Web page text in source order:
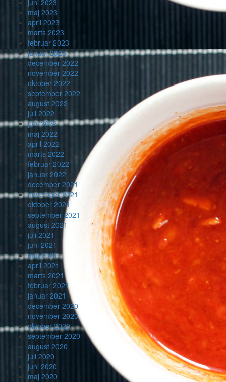
juni 2023
maj 2023
april 2023
marts 2023
februar 2023
januar 2023
december 2022
november 2022
oktober 2022
september 2022
august 2022
juli 2022
juni 2022
maj 2022
april 2022
marts 2022
februar 2022
januar 2022
december 2021
november 2021
oktober 2021
september 2021
august 2021
juli 2021
juni 2021
maj 2021
april 2021
marts 2021
februar 2021
januar 2021
december 2020
november 2020
oktober 2020
september 2020
august 2020
juli 2020
juni 2020
maj 2020